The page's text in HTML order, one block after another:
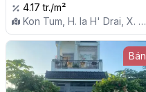
4.17 tr./m²
Kon Tum, H. Ia H' Drai, X. Ia
Tơi
Bán